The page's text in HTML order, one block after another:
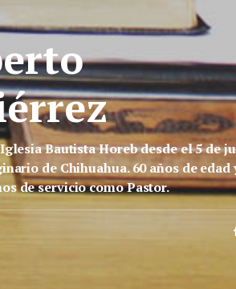
Bautista Horeb desde el 5 de
de Chihuahua. 60 años de edad
de servicio como Pastor.